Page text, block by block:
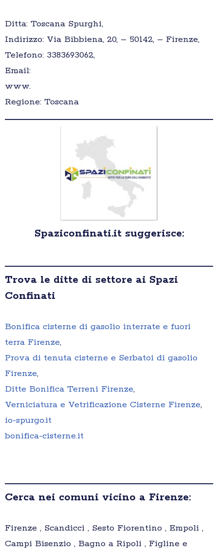
Ditta: Toscana Spurghi,
Indirizzo: Via Bibbiena, 20, – 50142, – Firenze,
Telefono: 3383693062,
Email:
www.
Regione: Toscana
Spaziconfinati.it suggerisce:
Trova le ditte di settore ai Spazi
Confinati
Bonifica cisterne di gasolio interrate e fuori
terra Firenze,
Prova di tenuta cisterne e Serbatoi di gasolio
Firenze,
Ditte Bonifica Terreni Firenze,
Verniciatura e Vetrificazione Cisterne Firenze,
io-spurgo.it
bonifica-cisterne.it
Cerca nei comuni vicino a Firenze:
Firenze , Scandicci , Sesto Fiorentino , Empoli ,
Campi Bisenzio , Bagno a Ripoli , Figline e